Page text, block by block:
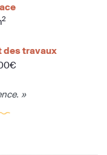
2
des travaux
»